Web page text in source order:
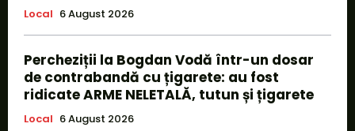
Local 6 August 2026
Percheziții la Bogdan Vodă într-un dosar
de contrabandă cu țigarete: au fost
ridicate ARME NELETALĂ, tutun și țigarete
Local 6 August 2026